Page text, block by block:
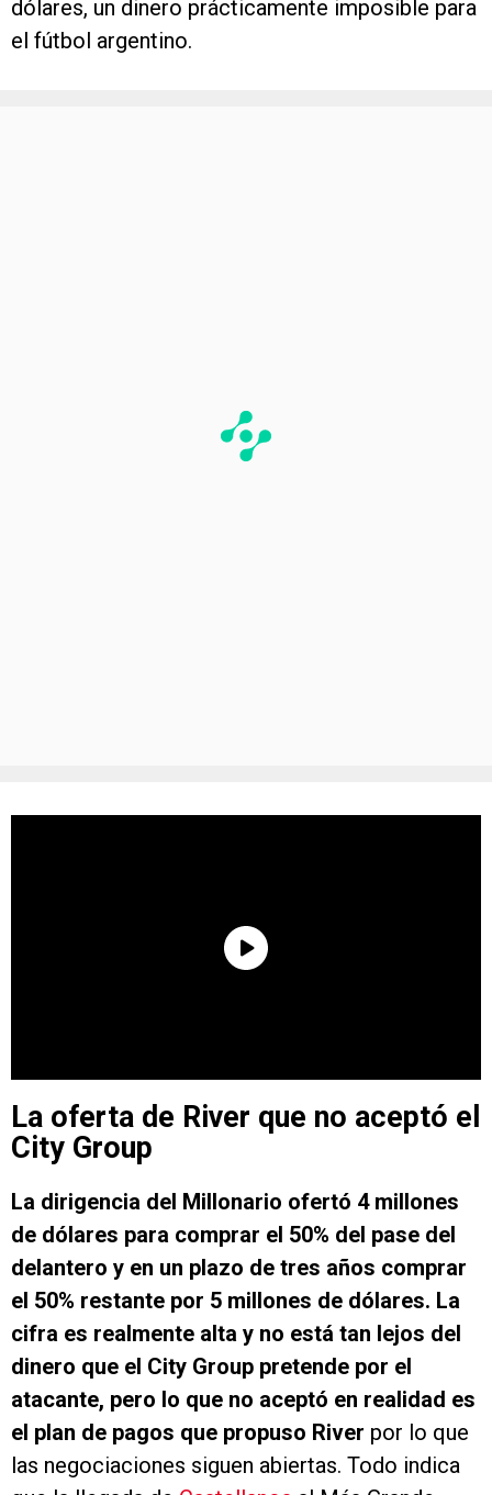
dólares, un dinero prácticamente imposible para
el fútbol argentino.
La oferta de River que no aceptó el
City Group
La dirigencia del Millonario ofertó 4 millones
de dólares para comprar el 50% del pase del
delantero y en un plazo de tres años comprar
el 50% restante por 5 millones de dólares. La
cifra es realmente alta y no está tan lejos del
dinero que el City Group pretende por el
atacante, pero lo que no aceptó en realidad es
el plan de pagos que propuso River por lo que
las negociaciones siguen abiertas. Todo indica